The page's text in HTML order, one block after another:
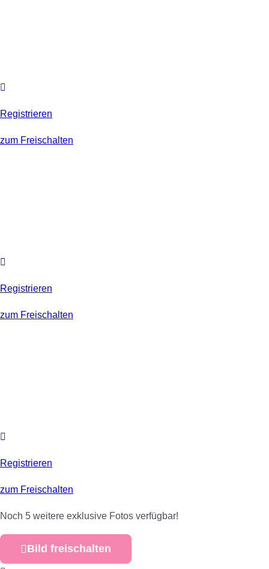
Registrieren
zum Freischalten
Registrieren
zum Freischalten
Registrieren
zum Freischalten
Noch 5 weitere exklusive Fotos verfügbar!
Bild freischalten